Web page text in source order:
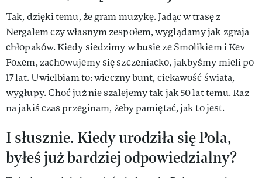
Tak, dzięki temu, że gram muzykę. Jadąc w trasę z
Nergalem czy własnym zespołem, wyglądamy jak zgraja
chłopaków. Kiedy siedzimy w busie ze Smolikiem i Kev
Foxem, zachowujemy się szczeniacko, jakbyśmy mieli po
17 lat. Uwielbiam to: wieczny bunt, ciekawość świata,
wygłupy. Choć już nie szalejemy tak jak 50 lat temu. Raz
na jakiś czas przeginam, żeby pamiętać, jak to jest.
I słusznie. Kiedy urodziła się Pola,
byłeś już bardziej odpowiedzialny?